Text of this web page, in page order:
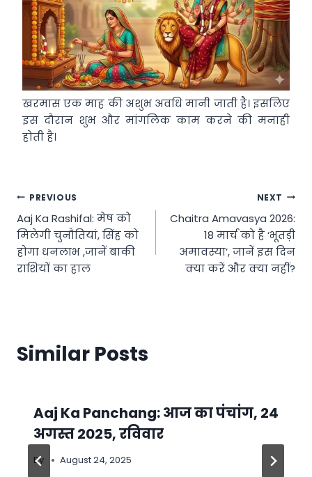
खरमास एक माह की अशुभ अवधि मानी जाती है। इसलिए
इस दौरान शुभ और मांगलिक काम करने की मनाही
होती है।
Post
navigation
PREVIOUS
Aaj Ka Rashifal: मेष को
मिलेगी चुनौतियां, सिंह को
होगा धनलाभ ,जानें बाकी
राशियों का हाल
NEXT
Chaitra Amavasya 2026:
18 मार्च को है ‘भूतड़ी
अमावस्या’, जानें इस दिन
क्या करें और क्या नहीं?
Similar Posts
Aaj Ka Panchang: आज का पंचांग, 24
अगस्त 2025, रविवार
By August 24, 2025